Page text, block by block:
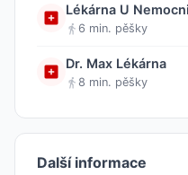
Lékárna U
6 min. pěšky
Dr. Max Lékárna
8 min. pěšky
Další informace